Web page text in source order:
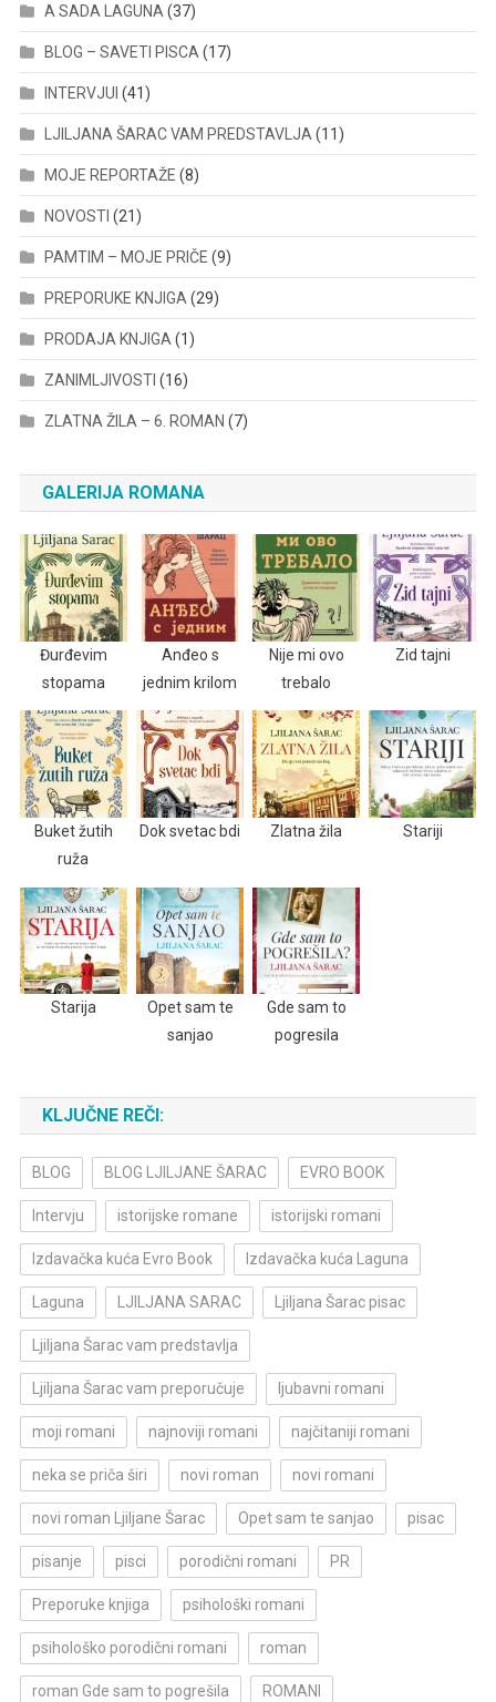
A SADA LAGUNA (37)
BLOG – SAVETI PISCA (17)
INTERVJUI (41)
LJILJANA ŠARAC VAM PREDSTAVLJA (11)
MOJE REPORTAŽE (8)
NOVOSTI (21)
PAMTIM – MOJE PRIČE (9)
PREPORUKE KNJIGA (29)
PRODAJA KNJIGA (1)
ZANIMLJIVOSTI (16)
ZLATNA ŽILA – 6. ROMAN (7)
GALERIJA ROMANA
Đurđevim
stopama
Anđeo s
jednim krilom
Nije mi ovo
trebalo
Zid tajni
Buket žutih
ruža
Dok svetac bdi Zlatna žila Stariji
Starija
Opet sam te
sanjao
Gde sam to
pogresila
KLJUČNE REČI:
BLOG BLOG LJILJANE ŠARAC EVRO BOOK
Intervju istorijske romane istorijski romani
Izdavačka kuća Evro Book Izdavačka kuća Laguna
Laguna LJILJANA SARAC Ljiljana Šarac pisac
Ljiljana Šarac vam predstavlja
Ljiljana Šarac vam preporučuje ljubavni romani
moji romani najnoviji romani najčitaniji romani
neka se priča širi novi roman novi romani
novi roman Ljiljane Šarac Opet sam te sanjao pisac
pisanje pisci porodični romani PR
Preporuke knjiga psihološki romani
psihološko porodični romani roman
roman Gde sam to pogrešila ROMANI